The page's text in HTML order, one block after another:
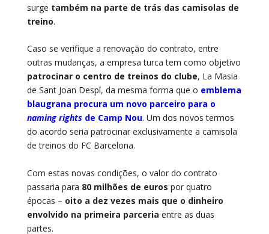
surge também na parte de trás das camisolas de
treino.
Caso se verifique a renovação do contrato, entre
outras mudanças, a empresa turca tem como objetivo
patrocinar o centro de treinos do clube, La Masia
de Sant Joan Despí, da mesma forma que o emblema
blaugrana procura um novo parceiro para o
naming rightsde Camp Nou. Um dos novos termos
do acordo seria patrocinar exclusivamente a camisola
de treinos do FC Barcelona.
Com estas novas condições, o valor do contrato
passaria para 80 milhões de euros por quatro
épocas – oito a dez vezes mais que o dinheiro
envolvido na primeira parceria entre as duas
partes.